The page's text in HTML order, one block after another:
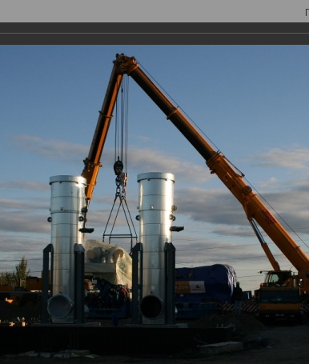
организация
объединение проектировщиков»
основанная на членстве лиц,
проектной документации
Внимание!!!
Республика)